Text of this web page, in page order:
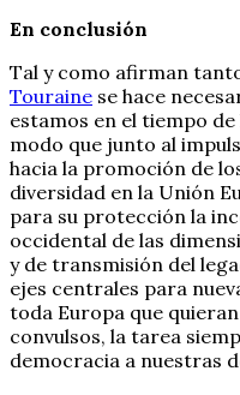
En conclusión
Tal y como afirman
Touraine se hace
estamos en el tiempo
modo que junto al
hacia la promoción de
diversidad en la Unión
para su protección la
occidental de las
y de transmisión del
ejes centrales para
toda Europa que
convulsos, la tarea
democracia a nuestras